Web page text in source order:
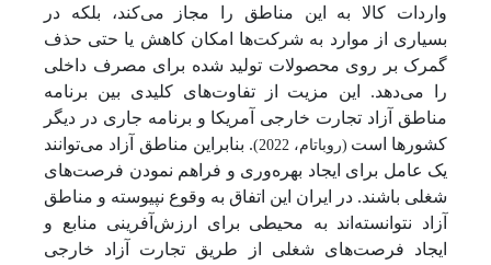
واردات کالا به این مناطق را مجاز می‌کند، بلکه در
بسیاری از موارد به شرکت‌ها امکان کاهش یا حتی حذف
گمرک بر روی محصولات تولید شده برای مصرف داخلی
را می‌دهد. این مزیت از تفاوت‌های کلیدی بین برنامه
مناطق آزاد تجارت خارجی آمریکا و برنامه جاری در دیگر
کشورها است (روباتام، 2022)
. بنابراین مناطق آزاد می‌توانند
یک عامل برای ایجاد بهره‌وری و فراهم نمودن فرصت‌های
شغلی باشند. در ایران این اتفاق به وقوع نپیوسته و مناطق
آزاد نتوانسته‌اند به محیطی برای ارزش‌آفرینی منابع و
ایجاد فرصت‌های شغلی از طریق تجارت آزاد خارجی